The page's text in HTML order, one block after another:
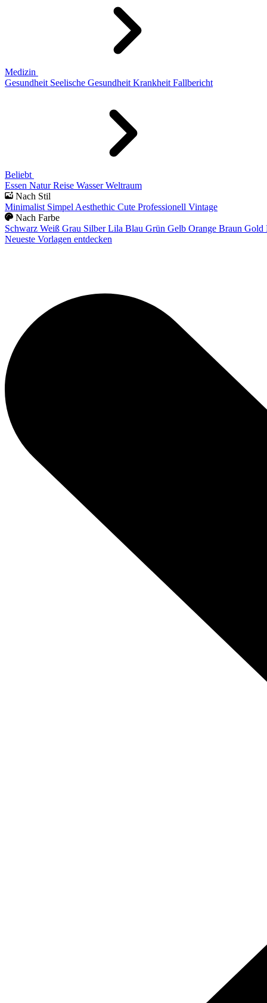
Medizin
Gesundheit Seelische Gesundheit Krankheit Fallbericht
Beliebt
Essen Natur Reise Wasser Weltraum
Nach Stil
Minimalist Simpel Aesthethic Cute Professionell Vintage
Nach Farbe
Schwarz Weiß Grau Silber Lila Blau Grün Gelb Orange Braun Gold
Neueste Vorlagen entdecken